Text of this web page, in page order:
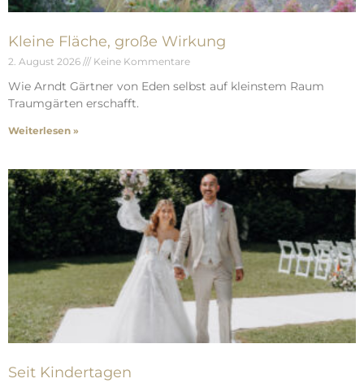
Kleine Fläche, große Wirkung
2. August 2026 Keine Kommentare
Wie Arndt Gärtner von Eden selbst auf kleinstem Raum
Traumgärten erschafft.
Weiterlesen »
Seit Kindertagen